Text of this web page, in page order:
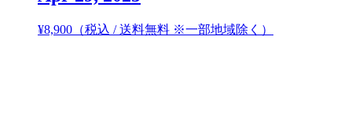
¥8,900 （税込 / 送料無料 ※一部地域除く）